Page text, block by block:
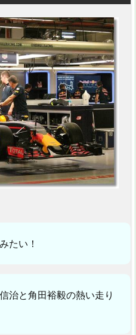
たい！
治と角田裕毅の熱い走り